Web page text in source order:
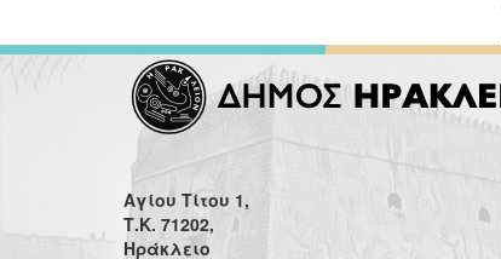
Αγίου Τίτου 1,
Τ.Κ. 71202,
Ηράκλειο